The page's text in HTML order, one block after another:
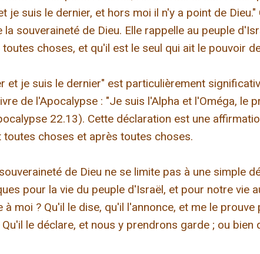
je suis le dernier, et hors moi il n'y a point de
souveraineté de Dieu. Elle rappelle au peuple
choses, et qu'il est le seul qui ait le pouvoir
et je suis le dernier" est particulièrement
de l'Apocalypse : "Je suis l'Alpha et l'Oméga, le
22.13). Cette déclaration est une
toutes choses et après toutes choses.
de Dieu ne se limite pas à une simple
pour la vie du peuple d'Israël, et pour notre vie
moi ? Qu'il le dise, qu'il l'annonce, et me le prouve
le déclare, et nous y prendrons garde ; ou bien